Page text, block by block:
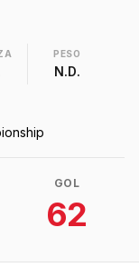
PESO
N.D.
GOL
62